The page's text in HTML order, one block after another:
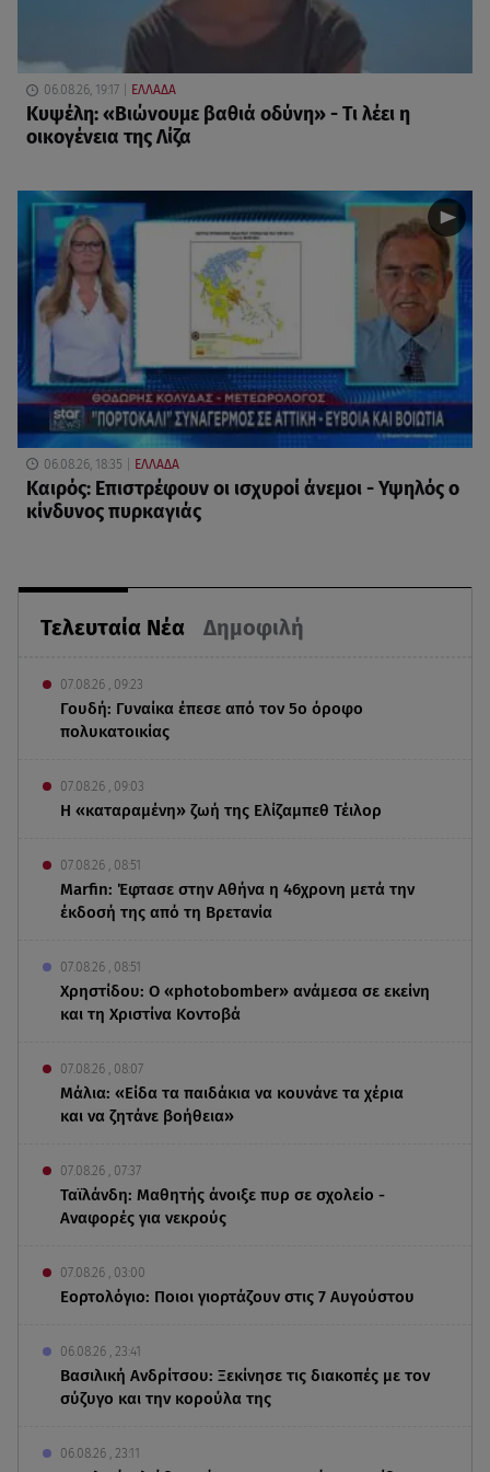
Τελευταία Νέα Δημοφιλή
07.08.26 , 09:23
Γουδή: Γυναίκα έπεσε από τον 5ο όροφο
πολυκατοικίας
07.08.26 , 09:03
Η «καταραμένη»​​​​​​​ ζωή της Ελίζαμπεθ Τέιλορ
07.08.26 , 08:51
Marfin: Έφτασε στην Αθήνα η 46χρονη μετά την
έκδοσή της από τη Βρετανία
07.08.26 , 08:51
Χρηστίδου: Ο «photobomber» ανάμεσα σε εκείνη
και τη Χριστίνα Κοντοβά
07.08.26 , 08:07
Μάλια: «Είδα τα παιδάκια να κουνάνε τα χέρια
και να ζητάνε βοήθεια»
07.08.26 , 07:37
Ταϊλάνδη: Μαθητής άνοιξε πυρ σε σχολείο -
Αναφορές για νεκρούς
07.08.26 , 03:00
Εορτολόγιο: Ποιοι γιορτάζουν στις 7 Αυγούστου
06.08.26 , 23:41
Βασιλική Ανδρίτσου: Ξεκίνησε τις διακοπές με τον
σύζυγο και την κορούλα της
06.08.26 , 23:11
06.08.26, 19:17 ΕΛΛΑΔΑ
Κυψέλη: «Βιώνουμε βαθιά οδύνη» - Τι λέει η
οικογένεια της Λίζα
06.08.26, 18:35 ΕΛΛΑΔΑ
Καιρός: Επιστρέφουν οι ισχυροί άνεμοι - Υψηλός ο
κίνδυνος πυρκαγιάς